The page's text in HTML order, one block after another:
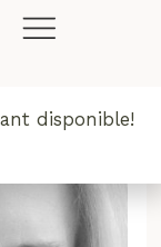
rabais.
disponible!